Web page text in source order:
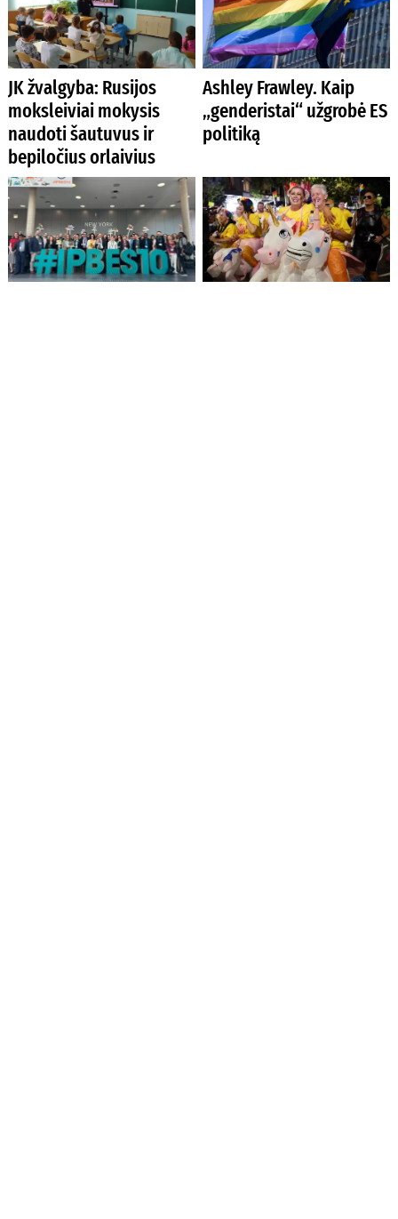
JK žvalgyba: Rusijos
moksleiviai mokysis
naudoti šautuvus ir
bepiločius orlaivius
Ashley Frawley. Kaip
„genderistai“ užgrobė ES
politiką